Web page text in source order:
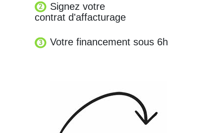
Signez votre
contrat d'affacturage
Votre financement sous 6h